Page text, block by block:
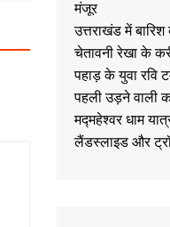
मंजूर
उत्तराखंड में
चेतावनी रेखा के
पहाड़ के युवा रवि
पहली उड़ने वाली
मद्महेश्वर धाम
लैंडस्लाइड और